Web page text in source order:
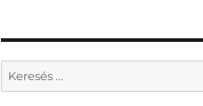
Keresés
a